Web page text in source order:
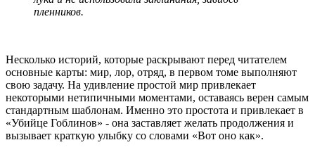
пленников.
Несколько историй, которые раскрывают перед читателем
основные карты: мир, лор, отряд, в первом томе выполняют
свою задачу. На удивление простой мир привлекает
некоторыми нетипичными моментами, оставаясь верен самым
стандартным шаблонам. Именно это простота и привлекает в
«Убийце Гоблинов» - она заставляет желать продолжения и
вызывает краткую улыбку со словами «Вот оно как».